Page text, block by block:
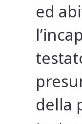
ed
della